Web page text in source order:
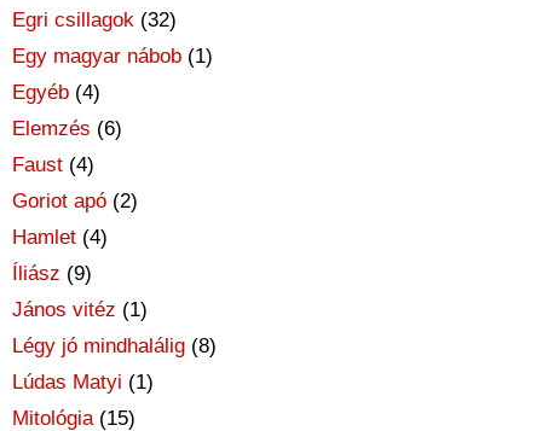
Egri csillagok (32)
Egy magyar nábob (1)
Egyéb (4)
Elemzés (6)
Faust (4)
Goriot apó (2)
Hamlet (4)
Íliász (9)
János vitéz (1)
Légy jó mindhalálig (8)
Lúdas Matyi (1)
Mitológia (15)